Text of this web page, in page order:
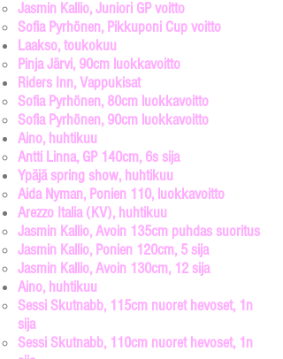
Jasmin Kallio, Juniori GP voitto​
Sofia Pyrhönen, Pikkuponi Cup voitto
Laakso, toukokuu
Pinja Järvi, 90cm luokkavoitto​
Riders Inn, Vappukisat​
Sofia Pyrhönen, 80cm luokkavoitto​
Sofia Pyrhönen, 90cm luokkavoitto
Aino, huhtikuu
Antti Linna, GP 140cm, 6s sija​
Ypäjä spring show, huhtikuu
Aida Nyman, Ponien 110​, luokkavoitto
Arezzo Italia (KV), huhtikuu
Jasmin Kallio, Avoin 135cm puhdas suoritus​
Jasmin Kallio, Ponien 120cm, 5 sija
Jasmin Kallio, Avoin 130cm, 12 sija
Aino, huhtikuu
Sessi Skutnabb, 115cm nuoret hevoset, 1n
sija​
Sessi Skutnabb, 110cm nuoret hevoset, 1n